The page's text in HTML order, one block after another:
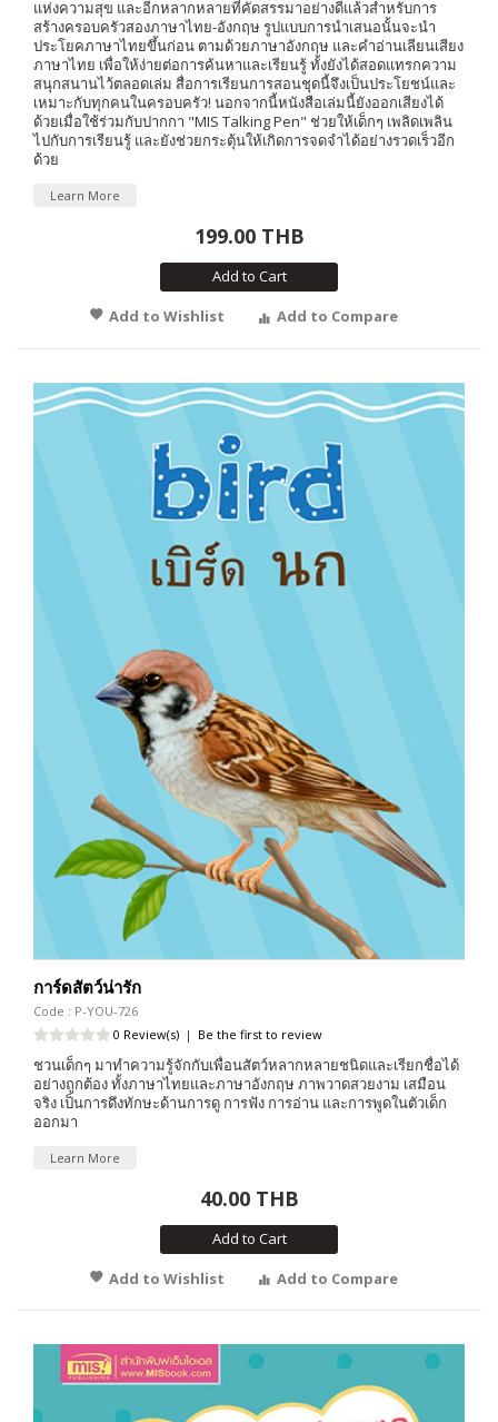
แห่งความสุข และอีกหลากหลายที่คัดสรรมาอย่างดีแล้วสำหรับการ
สร้างครอบครัวสองภาษาไทย-อังกฤษ รูปแบบการนำเสนอนั้นจะนำ
ประโยคภาษาไทยขึ้นก่อน ตามด้วยภาษาอังกฤษ และคำอ่านเลียนเสียง
ภาษาไทย เพื่อให้ง่ายต่อการค้นหาและเรียนรู้ ทั้งยังได้สอดแทรกความ
สนุกสนานไว้ตลอดเล่ม สื่อการเรียนการสอนชุดนี้จึงเป็นประโยชน์และ
เหมาะกับทุกคนในครอบครัว! นอกจากนี้หนังสือเล่มนี้ยังออกเสียงได้
ด้วยเมื่อใช้ร่วมกับปากกา "MIS Talking Pen" ช่วยให้เด็กๆ เพลิดเพลิน
ไปกับการเรียนรู้ และยังช่วยกระตุ้นให้เกิดการจดจำได้อย่างรวดเร็วอีก
ด้วย
Learn More
199.00 THB
Add to Cart
Add to Wishlist
Add to Compare
การ์ดสัตว์น่ารัก
Code : P-YOU-726
0 Review(s) | Be the first to review
ชวนเด็กๆ มาทำความรู้จักกับเพื่อนสัตว์หลากหลายชนิดและเรียกชื่อได้
อย่างถูกต้อง ทั้งภาษาไทยและภาษาอังกฤษ ภาพวาดสวยงาม เสมือน
จริง เป็นการดึงทักษะด้านการดู การฟัง การอ่าน และการพูดในตัวเด็ก
ออกมา
Learn More
40.00 THB
Add to Cart
Add to Wishlist
Add to Compare